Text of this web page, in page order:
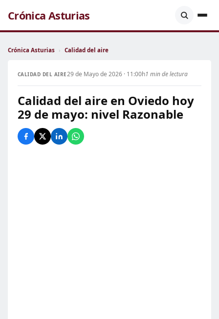
Crónica Asturias
Crónica Asturias › Calidad del aire
CALIDAD DEL AIRE29 de Mayo de 2026 · 11:00h1 min de lectura
Calidad del aire en Oviedo hoy
29 de mayo: nivel Razonable